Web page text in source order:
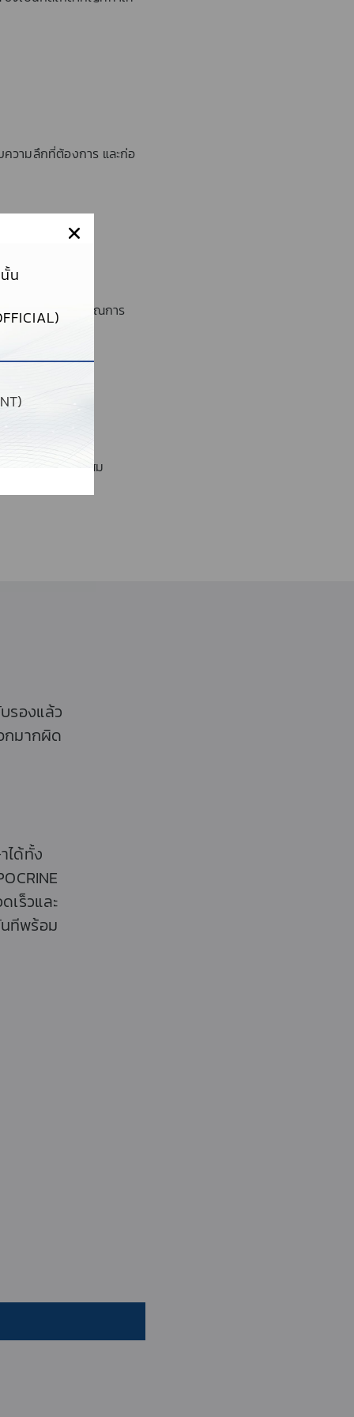
วามลึกที่ต้องการ และก่อ
และกำหนดบริเวณการ
ตามความเหมาะสม
รองแล้ว
กมากผิด
ได้ทั้ง
เร็วและ
นทีพร้อม
น